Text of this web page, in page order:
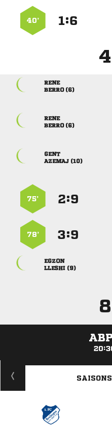
:
40’

 

 

 
:
75’
:
78’

 